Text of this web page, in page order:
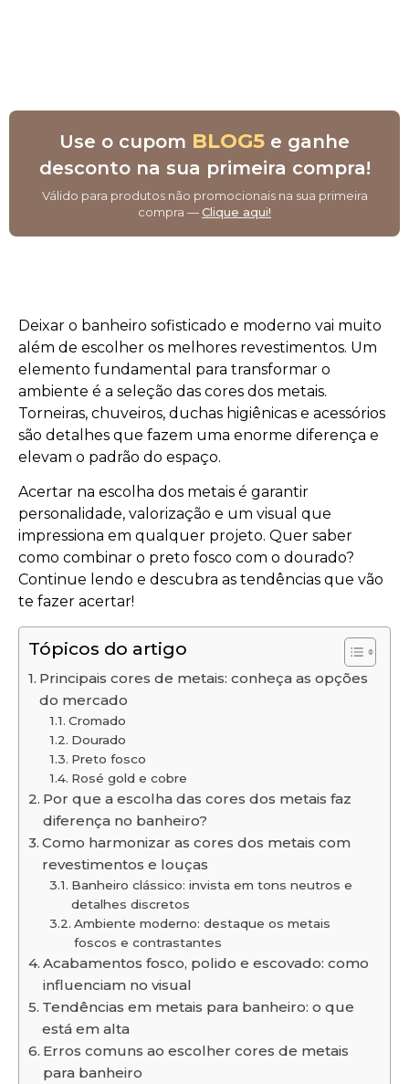
Use o cupom BLOG5 e ganhe
desconto na sua primeira compra!
Válido para produtos não promocionais na sua primeira
compra —Clique aqui!
Deixar o banheiro sofisticado e moderno vai muito
além de escolher os melhores revestimentos. Um
elemento fundamental para transformar o
ambiente é a seleção das cores dos metais.
Torneiras, chuveiros, duchas higiênicas e acessórios
são detalhes que fazem uma enorme diferença e
elevam o padrão do espaço.
Acertar na escolha dos metais é garantir
personalidade, valorização e um visual que
impressiona em qualquer projeto. Quer saber
como combinar o preto fosco com o dourado?
Continue lendo e descubra as tendências que vão
te fazer acertar!
Tópicos do artigo
Principais cores de metais: conheça as opções
do mercado
Cromado
Dourado
Preto fosco
Rosé gold e cobre
Por que a escolha das cores dos metais faz
diferença no banheiro?
Como harmonizar as cores dos metais com
revestimentos e louças
Banheiro clássico: invista em tons neutros e
detalhes discretos
Ambiente moderno: destaque os metais
foscos e contrastantes
Acabamentos fosco, polido e escovado: como
influenciam no visual
Tendências em metais para banheiro: o que
está em alta
Erros comuns ao escolher cores de metais
para banheiro